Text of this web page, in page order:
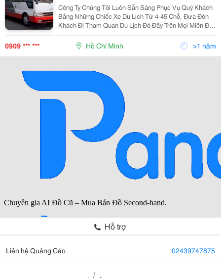
Công Ty Chúng Tôi Luôn Sẵn Sáng Phục Vụ Quý Khách
Bằng Những Chiếc Xe Du Lịch Từ 4-45 Chỗ, Đưa Đón
Khách Đi Tham Quan Du Lịch Đó Đây Trên Mọi Miền Đất
Nước Việt Nam , Quý Khách Có Nhu Cầu Thuê Xe Hãy
Đến Với Công Ty Chúng Tôi Chúng Tôi Sẽ Làm Hài Lòn
0909 *** *** Hồ Chí Minh >1 năm
Hỗ trợ
Liên hệ Quảng Cáo 02439747875